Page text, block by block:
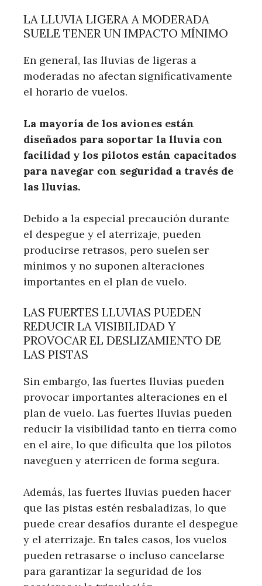
LA LLUVIA LIGERA A MODERADA
SUELE TENER UN IMPACTO MÍNIMO
En general, las lluvias de ligeras a
moderadas no afectan significativamente
el horario de vuelos.
La mayoría de los aviones están
diseñados para soportar la lluvia con
facilidad y los pilotos están capacitados
para navegar con seguridad a través de
las lluvias.
Debido a la especial precaución durante
el despegue y el aterrizaje, pueden
producirse retrasos, pero suelen ser
mínimos y no suponen alteraciones
importantes en el plan de vuelo.
LAS FUERTES LLUVIAS PUEDEN
REDUCIR LA VISIBILIDAD Y
PROVOCAR EL DESLIZAMIENTO DE
LAS PISTAS
Sin embargo, las fuertes lluvias pueden
provocar importantes alteraciones en el
plan de vuelo. Las fuertes lluvias pueden
reducir la visibilidad tanto en tierra como
en el aire, lo que dificulta que los pilotos
naveguen y aterricen de forma segura.
Además, las fuertes lluvias pueden hacer
que las pistas estén resbaladizas, lo que
puede crear desafíos durante el despegue
y el aterrizaje. En tales casos, los vuelos
pueden retrasarse o incluso cancelarse
para garantizar la seguridad de los